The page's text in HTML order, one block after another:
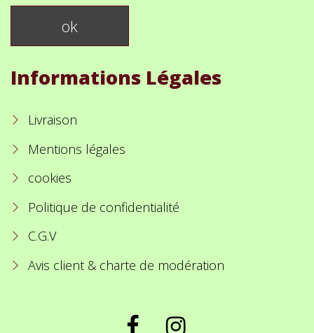
Informations Légales
Livraison
Mentions légales
cookies
Politique de confidentialité
C.G.V
Avis client & charte de modération